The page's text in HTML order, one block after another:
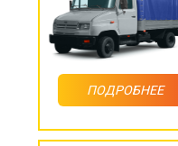
ПОДРОБНЕЕ